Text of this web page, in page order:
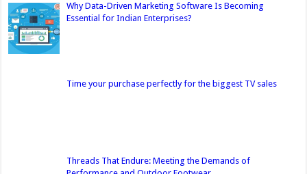
Why Data-Driven Marketing Software Is Becoming
Essential for Indian Enterprises?
Time your purchase perfectly for the biggest TV sales
Threads That Endure: Meeting the Demands of